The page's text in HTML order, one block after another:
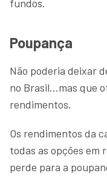
fundos.
Poupança
Não poderia deixar
no Brasil...mas que
rendimentos.
Os rendimentos da
todas as opções em
perde para a